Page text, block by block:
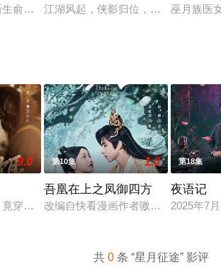
俞加菲考入圣保罗大学，开学初便与暗恋
江湖风起，侠影归位，未归、雷灵泽
巫月族医
9.0
竟穿越成民国少夫人苏沐晚，醒来，却是丈
第10集 1.0
吾凰在上之凤御四方
改编自快看漫画作者嗷小泽的独家连
第18集
夜语记
2025年7
共0 条 “星月征途” 影评